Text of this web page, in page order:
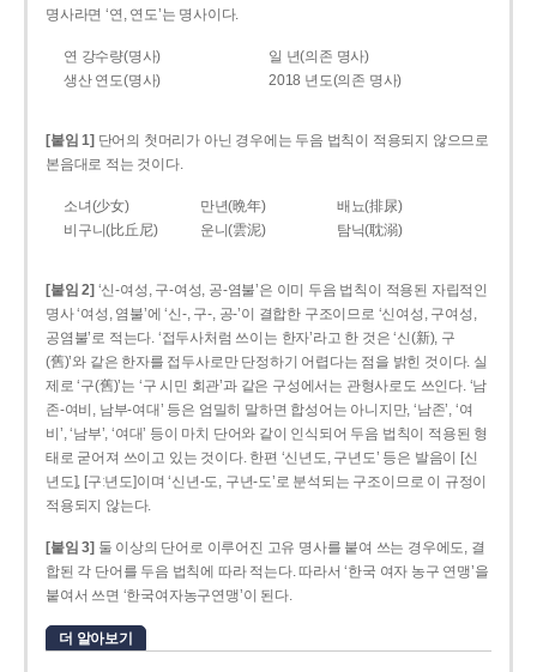
명사라면 ‘연, 연도’는 명사이다.
연 강수량(명사)
일 년(의존 명사)
생산 연도(명사)
2018 년도(의존 명사)
[붙임 1] 단어의 첫머리가 아닌 경우에는 두음 법칙이 적용되지 않으므로
본음대로 적는 것이다.
소녀(少女) 만년(晩年)
배뇨(排尿)
비구니(比丘尼)
운니(雲泥) 탐닉(耽溺)
[붙임 2] ‘신-여성, 구-여성, 공-염불’은 이미 두음 법칙이 적용된 자립적인
명사 ‘여성, 염불’에 ‘신-, 구-, 공-’이 결합한 구조이므로 ‘신여성, 구여성,
공염불’로 적는다. ‘접두사처럼 쓰이는 한자’라고 한 것은 ‘신(新), 구
(舊)’와 같은 한자를 접두사로만 단정하기 어렵다는 점을 밝힌 것이다. 실
제로 ‘구(舊)’는 ‘구 시민 회관’과 같은 구성에서는 관형사로도 쓰인다. ‘남
존­-여비, 남부-­여대’ 등은 엄밀히 말하면 합성어는 아니지만, ‘남존’, ‘여
비’, ‘남부’, ‘여대’ 등이 마치 단어와 같이 인식되어 두음 법칙이 적용된 형
태로 굳어져 쓰이고 있는 것이다. 한편 ‘신년도, 구년도’ 등은 발음이 [신
년도], [구ː년도]이며 ‘신년­-도, 구년-­도’로 분석되는 구조이므로 이 규정이
적용되지 않는다.
[붙임 3] 둘 이상의 단어로 이루어진 고유 명사를 붙여 쓰는 경우에도, 결
합된 각 단어를 두음 법칙에 따라 적는다. 따라서 ‘한국 여자 농구 연맹’을
붙여서 쓰면 ‘한국여자농구연맹’이 된다.
더 알아보기